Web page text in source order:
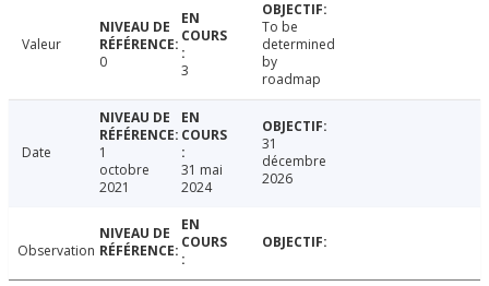
Valeur
0
3
To be
determined
by
roadmap
Date
1
octobre
2021
31 mai
2024
31
décembre
2026
Observation